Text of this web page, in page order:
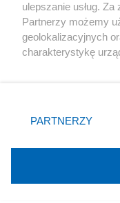
X
ulepszanie usług.
Partnerzy możemy
geolokalizacyjnych
charakterystykę
zmienić/wycofać
znajdujący się w
rodzaje
użytkownika, ale
PARTNERZY